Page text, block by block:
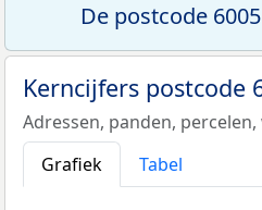
De postcode
Kerncijfers postcode
Adressen, panden,
Grafiek
Tabel